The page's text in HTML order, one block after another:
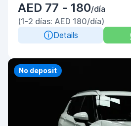
AED 77 - 180/día
(1-2 días: AED 180/día)
Details
No deposit